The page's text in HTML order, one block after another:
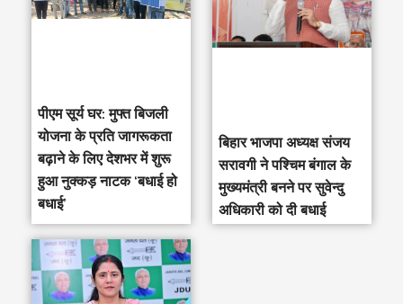
पीएम सूर्य घर: मुफ्त बिजली
योजना के प्रति जागरूकता
बढ़ाने के लिए देशभर में शुरू
हुआ नुक्कड़ नाटक ‘बधाई हो
बधाई’
‎बिहार भाजपा अध्यक्ष संजय
सरावगी ने पश्चिम बंगाल के
मुख्यमंत्री बनने पर सुवेन्दु
अधिकारी को दी बधाई